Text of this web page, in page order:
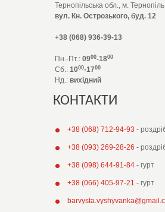
Тернопільська обл., м. Тернопіль
вул. Кн. Острозького, буд. 12
+38 (068) 936-39-13
Пн.-Пт.: 0900-1800
Сб.: 1000-1700
Нд.: вихідний
КОНТАКТИ
+38 (068) 712-94-93 -
+38 (093) 269-28-26 -
+38 (098) 644-91-84 - гурт
+38 (066) 405-97-21 - гурт